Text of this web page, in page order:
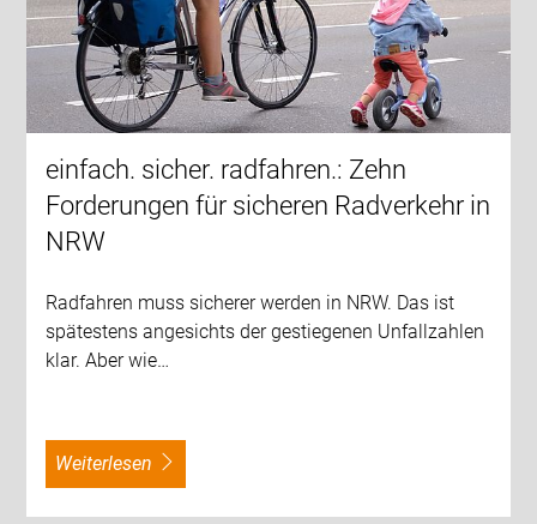
einfach. sicher. radfahren.: Zehn
Forderungen für sicheren Radverkehr in
NRW
Radfahren muss sicherer werden in NRW. Das ist
spätestens angesichts der gestiegenen Unfallzahlen
klar. Aber wie…
weiterlesen